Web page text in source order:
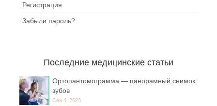
Регистрация
Забыли пароль?
Последние медицинские статьи
Ортопантомограмма — панорамный снимок
зубов
Сен 4, 2023